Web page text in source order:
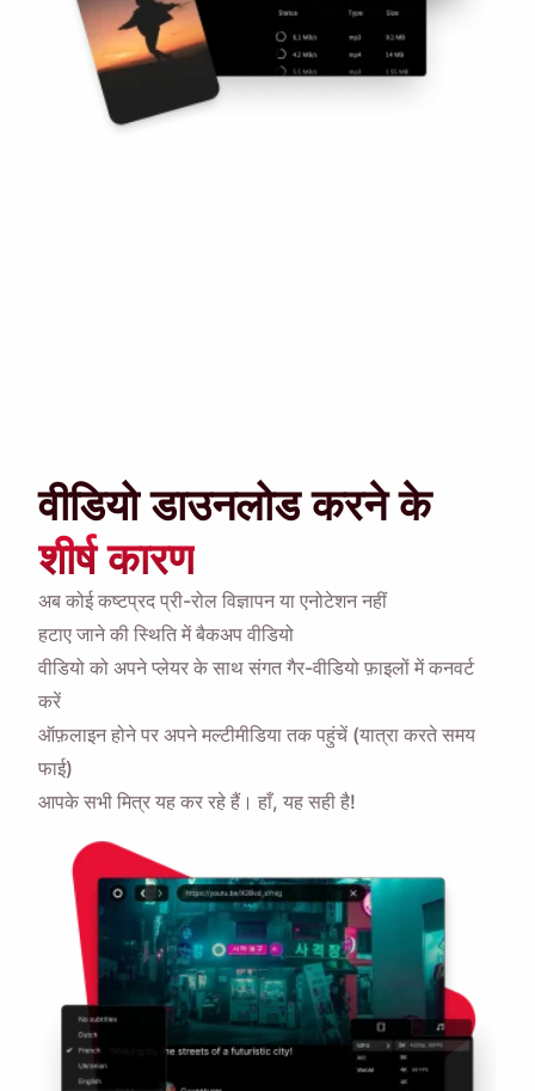
वीडियो डाउनलोड करने के
शीर्ष कारण
अब कोई कष्टप्रद प्री-रोल विज्ञापन या एनोटेशन नहीं
हटाए जाने की स्थिति में बैकअप वीडियो
वीडियो को अपने प्लेयर के साथ संगत गैर-वीडियो फ़ाइलों में कनवर्ट
करें
ऑफ़लाइन होने पर अपने मल्टीमीडिया तक पहुंचें (यात्रा करते समय
फाई)
आपके सभी मित्र यह कर रहे हैं। हाँ, यह सही है!